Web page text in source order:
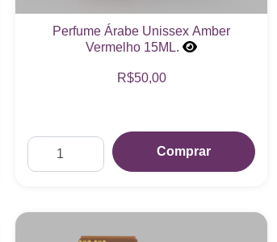
Perfume Árabe Unissex Amber
Vermelho 15ML.
R$50,00
Comprar